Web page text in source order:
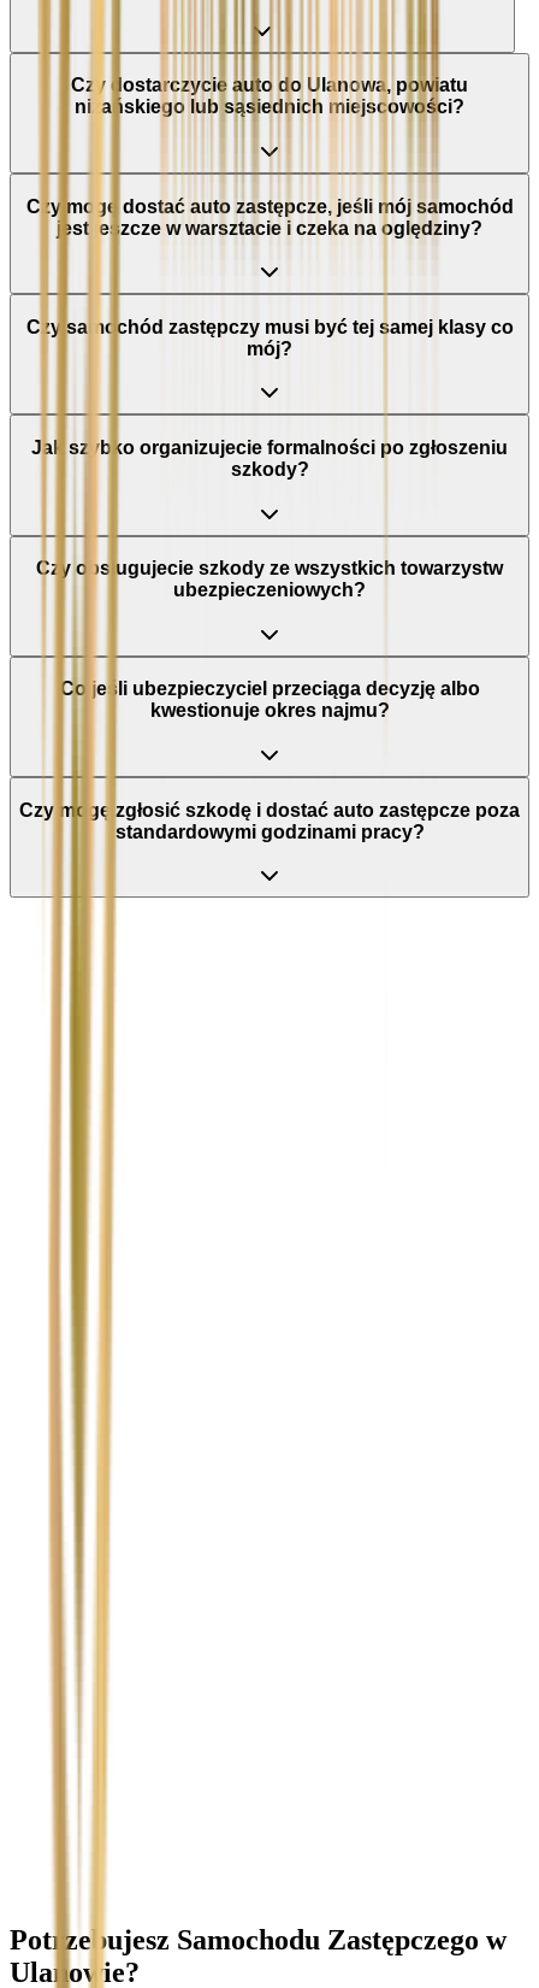
Czy dostarczycie auto do Ulanowa, powiatu
niżańskiego lub sąsiednich miejscowości?
Czy mogę dostać auto zastępcze, jeśli mój samochód
jest jeszcze w warsztacie i czeka na oględziny?
Czy samochód zastępczy musi być tej samej klasy co
mój?
Jak szybko organizujecie formalności po zgłoszeniu
szkody?
Czy obsługujecie szkody ze wszystkich towarzystw
ubezpieczeniowych?
Co jeśli ubezpieczyciel przeciąga decyzję albo
kwestionuje okres najmu?
Czy mogę zgłosić szkodę i dostać auto zastępcze poza
standardowymi godzinami pracy?
Potrzebujesz Samochodu Zastępczego w
Ulanowie?